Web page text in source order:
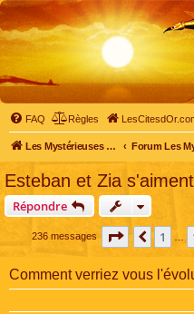
FAQ Règles
Les Mystérieuses Cités d'Or - LesCitesdOr.com
Esteban et Zia
Répondre
236 messages Page 19 sur
1
Comment verriez vous